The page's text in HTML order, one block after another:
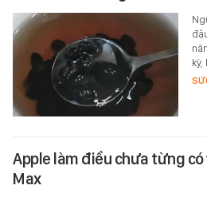
Apple làm điều chưa từng có
Max